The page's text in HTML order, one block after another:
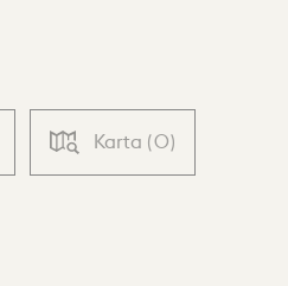
Karta (0)